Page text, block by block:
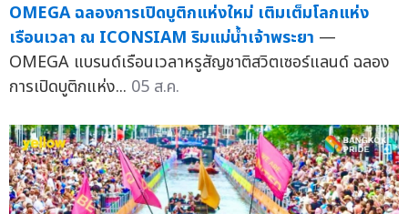
OMEGA ฉลองการเปิดบูติกแห่งใหม่ เติมเต็มโลกแห่ง
เรือนเวลา ณ ICONSIAM ริมแม่น้ำเจ้าพระยา —
OMEGA แบรนด์เรือนเวลาหรูสัญชาติสวิตเซอร์แลนด์ ฉลอง
การเปิดบูติกแห่ง... 05 ส.ค.